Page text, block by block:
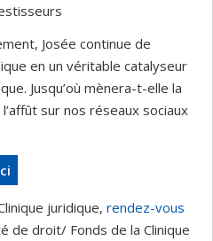
Josée continue de
en un véritable catalyseur
Jusqu’où mènera-t-elle la
sur nos réseaux sociaux
juridique, rendez-vous
de droit/ Fonds de la Clinique